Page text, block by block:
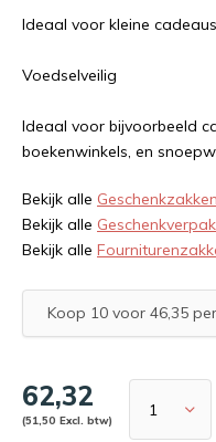
Ideaal voor kleine cadeaus
Voedselveilig
Ideaal voor bijvoorbeeld
boekenwinkels, en
Bekijk alle Geschenkzakken
Bekijk alle
Bekijk alle
Koop 10 voor 46,35
62,32
(51,50 Excl. btw)